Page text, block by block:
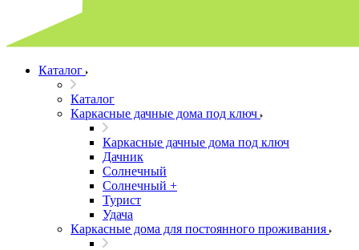
Каталог
Каталог
Каркасные дачные дома под ключ
Каркасные дачные дома под ключ
Дачник
Солнечный
Солнечный +
Турист
Удача
Каркасные дома для постоянного проживания